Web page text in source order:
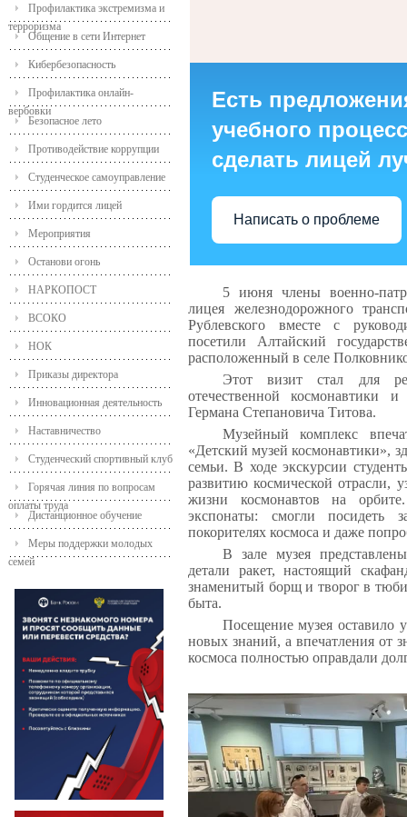
Профилактика экстремизма и
терроризма
Общение в сети Интернет
Кибербезопасность
Профилактика онлайн-
вербовки
Безопасное лето
Противодействие коррупции
Студенческое самоуправление
Ими гордится лицей
Мероприятия
Останови огонь
НАРКОПОСТ
ВСОКО
НОК
Приказы директора
Инновационная деятельность
Наставничество
Студенческий спортивный клуб
Горячая линия по вопросам
оплаты труда
Дистанционное обучение
Меры поддержки молодых
семей
Есть
учебного
сделать лицей
Написать о проблеме
5 июня члены военно-
лицея железнодорожного
Рублевского вместе с
посетили Алтайский
расположенный в селе
Этот визит стал для
отечественной космонавтики
Германа Степановича Титова.
Музейный комплекс
«Детский музей космонавтики»,
семьи. В ходе экскурсии
развитию космической отрасли,
жизни космонавтов на
экспонаты: смогли посидеть
покорителях космоса и даже
В зале музея
детали ракет, настоящий
знаменитый борщ и творог в
быта.
Посещение музея оставило
новых знаний, а впечатления от
космоса полностью оправдали